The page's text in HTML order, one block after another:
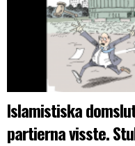
Islamistiska
partierna visste.